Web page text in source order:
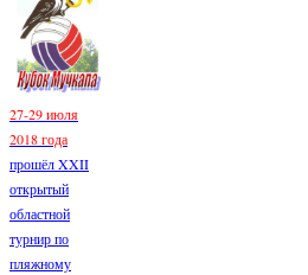
27-29 июля
2018 года
прошёл XXII
открытый
областной
турнир по
пляжному